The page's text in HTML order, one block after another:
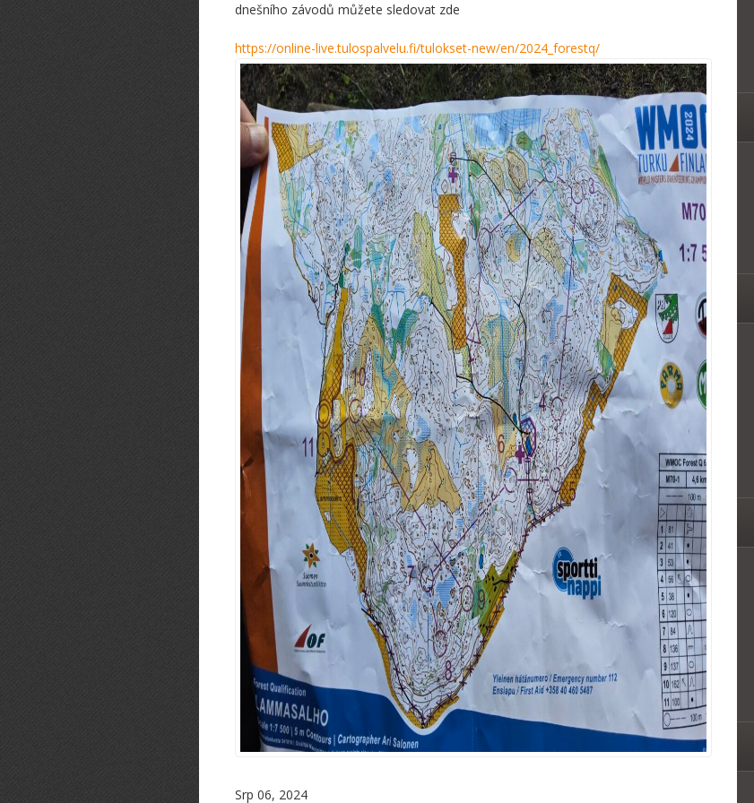
dnešního závodů můžete sledovat zde
https://online-live.tulospalvelu.fi/tulokset-new/en/2024_forestq/
Srp 06, 2024